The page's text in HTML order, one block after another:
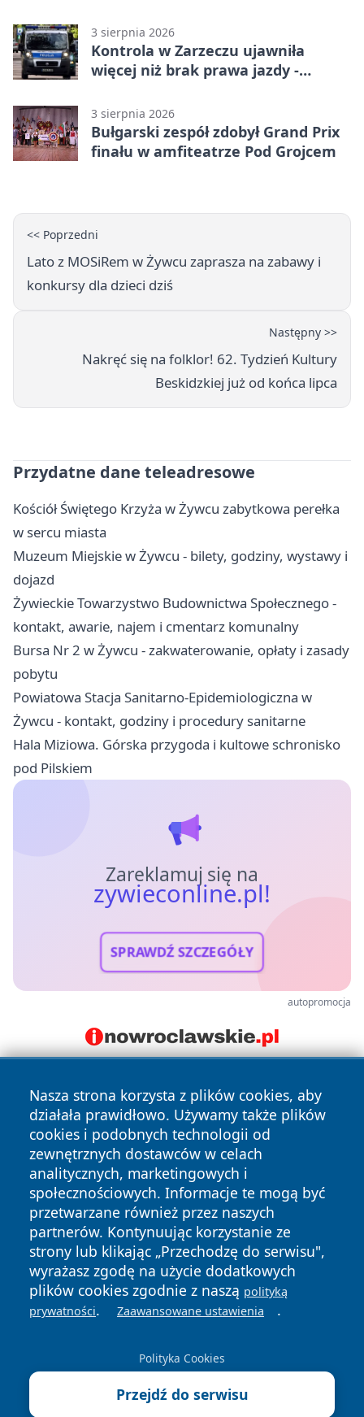
3 sierpnia 2026
Kontrola w Zarzeczu ujawniła
więcej niż brak prawa jazdy -
3 sierpnia 2026
Bułgarski zespół zdobył Grand Prix
finału w amfiteatrze Pod Grojcem
<< Poprzedni
Lato z MOSiRem w Żywcu zaprasza na zabawy i
konkursy dla dzieci dziś
Następny >>
Nakręć się na folklor! 62. Tydzień Kultury
Beskidzkiej już od końca lipca
Przydatne dane teleadresowe
Kościół Świętego Krzyża w Żywcu zabytkowa perełka
w sercu miasta
Muzeum Miejskie w Żywcu - bilety, godziny, wystawy i
dojazd
Żywieckie Towarzystwo Budownictwa Społecznego -
kontakt, awarie, najem i cmentarz komunalny
Bursa Nr 2 w Żywcu - zakwaterowanie, opłaty i zasady
pobytu
Powiatowa Stacja Sanitarno-Epidemiologiczna w
Żywcu - kontakt, godziny i procedury sanitarne
Hala Miziowa. Górska przygoda i kultowe schronisko
pod Pilskiem
Zareklamuj się na
zywieconline.pl!
SPRAWDŹ SZCZEGÓŁY
autopromocja
Nasza strona korzysta z plików cookies, aby
działała prawidłowo. Używamy także plików
cookies i podobnych technologii od
zewnętrznych dostawców w celach
analitycznych, marketingowych i
społecznościowych. Informacje te mogą być
przetwarzane również przez naszych
partnerów. Kontynuując korzystanie ze
strony lub klikając „Przechodzę do serwisu",
wyrażasz zgodę na użycie dodatkowych
plików cookies zgodnie z naszą polityką
prywatności. Zaawansowane ustawienia .
Polityka Cookies
Przejdź do serwisu
Copyright © 2026 zywieconline.pl Wszystkie prawa
zastrzeżone.
News Autorzy
Polityka
Prywatności
Polityka
Cookies